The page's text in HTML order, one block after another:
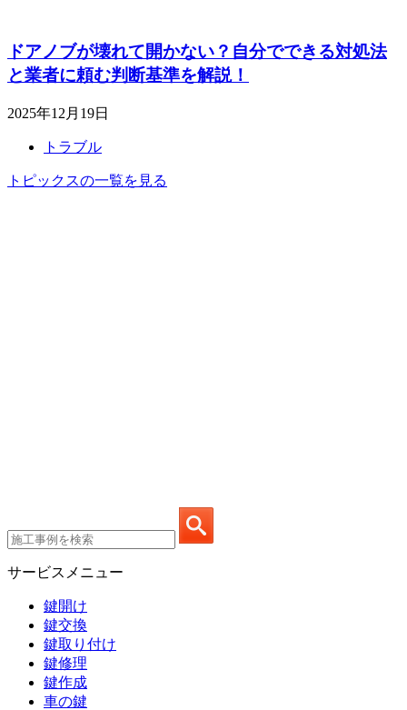
ドアノブが壊れて開かない？自分でできる対処法
と業者に頼む判断基準を解説！
2025年12月19日
トラブル
トピックスの一覧を見る
サービスメニュー
鍵開け
鍵交換
鍵取り付け
鍵修理
鍵作成
車の鍵